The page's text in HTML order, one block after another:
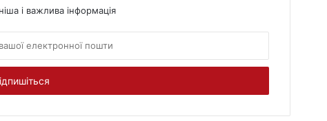
і важлива інформація